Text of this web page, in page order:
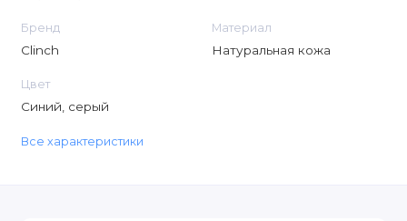
Бренд
Clinch
Материал
Натуральная кожа
Цвет
Синий, серый
Все характеристики